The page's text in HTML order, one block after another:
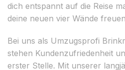
dich entspannt auf die Reise
deine neuen vier Wände
Bei uns als Umzugsprofi
stehen Kundenzufriedenheit
erster Stelle. Mit unserer